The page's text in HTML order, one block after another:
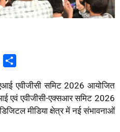
g
a
r
e
एवीजीसी समिट 2026 आयोजित
एवं एवीजीसी-एक्सआर समिट 2026
मीडिया क्षेत्र में नई संभावनाओं